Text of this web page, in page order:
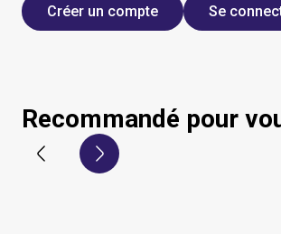
Créer un compte Se
Recommandé pour